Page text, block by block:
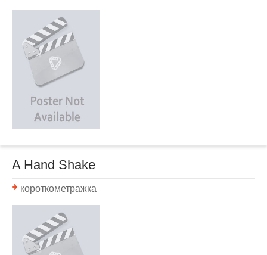
A Hand Shake
короткометражка